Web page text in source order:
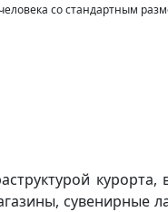
со стандартным
курорта,
сувенирные